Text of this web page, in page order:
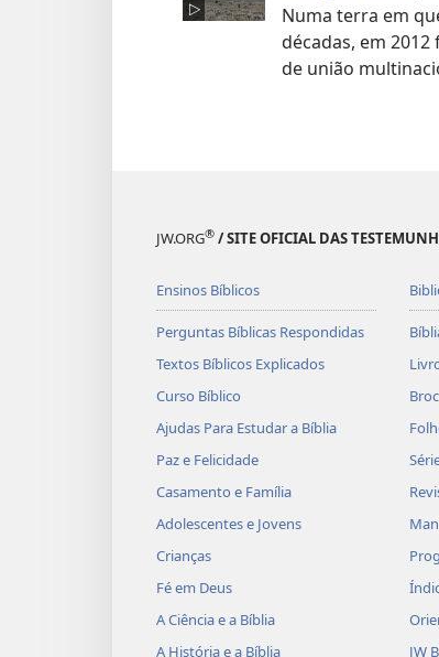
Numa terra em
décadas, em
de união
JW.ORG® / SITE OFICIAL DAS
Ensinos Bíblicos
Perguntas Bíblicas Respondidas
Textos Bíblicos Explicados
Curso Bíblico
Ajudas Para Estudar a Bíblia
Paz e Felicidade
Casamento e Família
Adolescentes e Jovens
Crianças
Fé em Deus
A Ciência e a Bíblia
A História e a Bíblia
JW